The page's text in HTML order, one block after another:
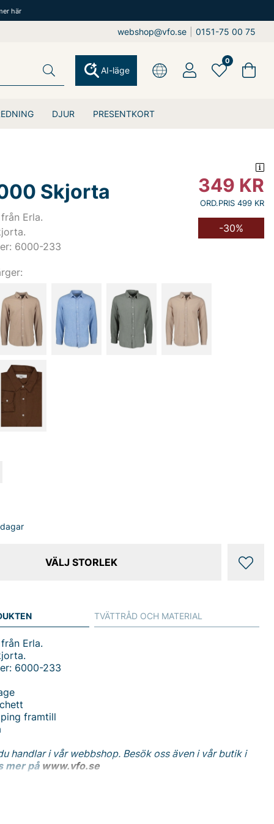
här
webshop@vfo.se 0151-75 00 75
DJUR PRESENTKORT
AI-läge
0
Skjorta
Erla.
6000-233
349 KR
ORD.PRIS 499 KR
-30%
VÄLJ STORLEK
Erla.
6000-233
framtill
handlar i vår webbshop. Besök oss även i vår butik i
mer på www.vfo.se
TVÄTTRÅD OCH MATERIAL